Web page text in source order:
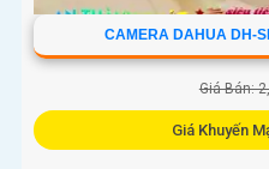
CAMERA DAHUA DH-
Giá Bán:
Giá Khuyến